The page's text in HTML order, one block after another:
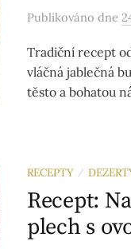
Publikováno dne
Tradiční recept
vláčná jablečná
těsto a bohatou
RECEPTY /
Recept:
plech s